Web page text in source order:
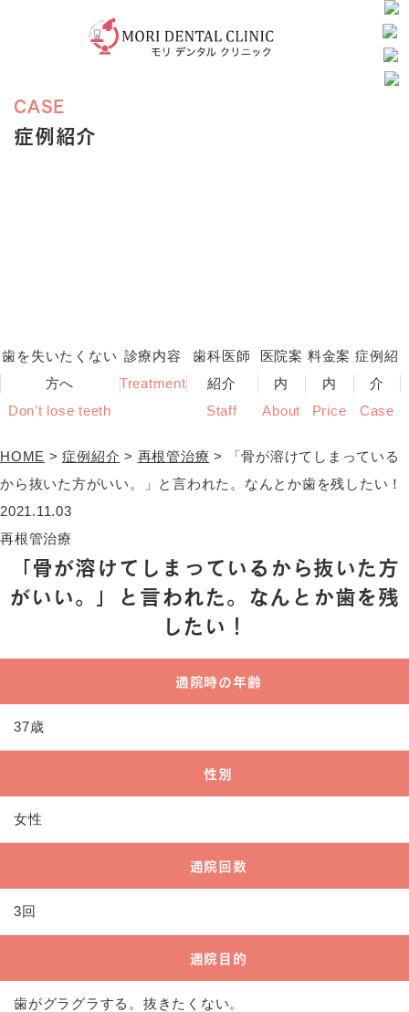
CASE
症例紹介
歯を失いたくない
方へ
Don’t lose teeth
診療内容
Treatment
歯科医師
紹介
Staff
医院案
内
About
料金案
内
Price
症例紹
介
Case
HOME >症例紹介 > 再根管治療 >
「骨が溶けてしまっている
から抜いた方がいい。」と言われた。なんとか歯を残したい！
2021.11.03
再根管治療
「骨が溶けてしまっているから抜いた方
がいい。」と言われた。なんとか歯を残
したい！
通院時の年齢
37歳
性別
女性
通院回数
3回
通院目的
歯がグラグラする。抜きたくない。